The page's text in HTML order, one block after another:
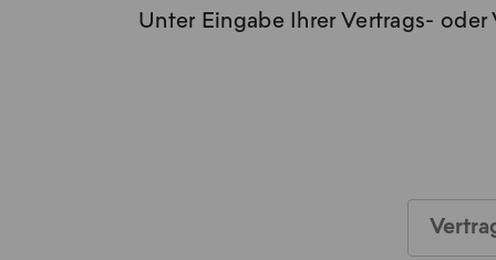
Unter Eingabe Ihrer Vertrags-